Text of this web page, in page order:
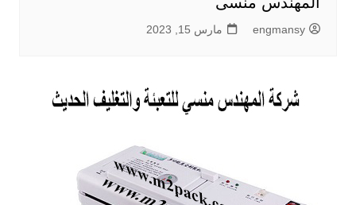
engmansy مارس 15, 2023